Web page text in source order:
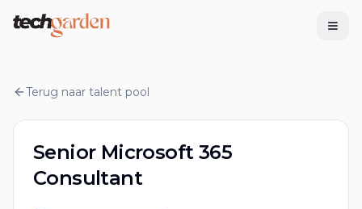
Tech Garden
Terug naar talent pool
Senior Microsoft 365
Consultant